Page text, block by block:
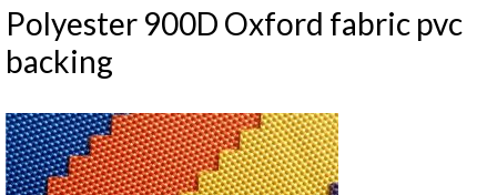
Polyester 900D Oxford fabric pvc
backing